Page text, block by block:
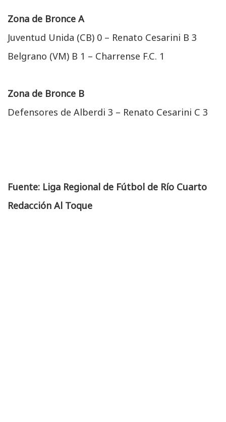
Zona de Bronce A
Juventud Unida (CB) 0 – Renato Cesarini B 3
Belgrano (VM) B 1 – Charrense F.C. 1
Zona de Bronce B
Defensores de Alberdi 3 – Renato Cesarini C 3
Fuente: Liga Regional de Fútbol de Río Cuarto
Redacción Al Toque